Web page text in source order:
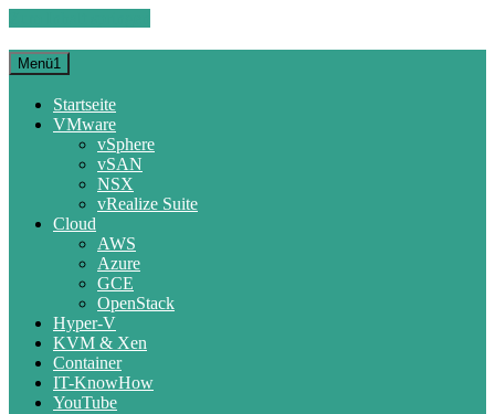
Menü1
Startseite
VMware
vSphere
vSAN
NSX
vRealize Suite
Cloud
AWS
Azure
GCE
OpenStack
Hyper-V
KVM & Xen
Container
IT-KnowHow
YouTube